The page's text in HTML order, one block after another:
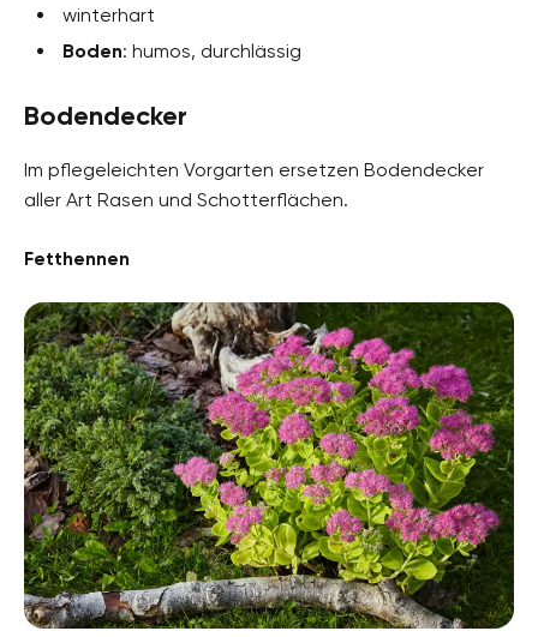
winterhart
Boden: humos, durchlässig
Bodendecker
Im pflegeleichten Vorgarten ersetzen Bodendecker
aller Art Rasen und Schotterflächen.
Fetthennen